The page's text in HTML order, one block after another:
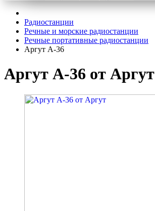
Радиостанции
Речные и морские радиостанции
Речные портативные радиостанции
Аргут А-36
Аргут А-36 от Аргут